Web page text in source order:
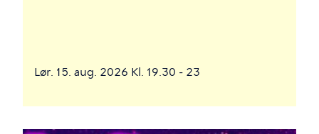
Lør. 15. aug. 2026 Kl. 19.30 - 23